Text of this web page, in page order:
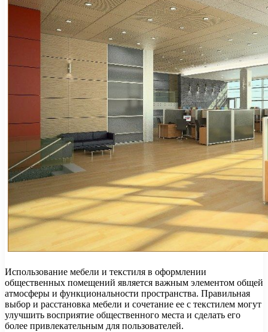
Использование мебели и текстиля в оформлении
общественных помещений является важным элементом общей
атмосферы и функциональности пространства. Правильная
выбор и расстановка мебели и сочетание ее с текстилем могут
улучшить восприятие общественного места и сделать его
более привлекательным для пользователей.